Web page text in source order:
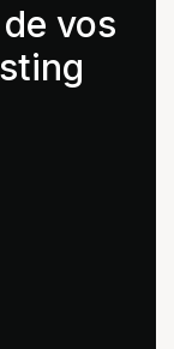
vos